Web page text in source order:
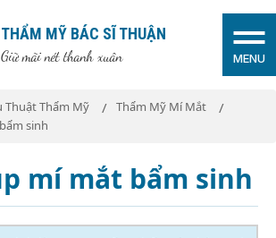
THẨM MỸ BÁC SĨ THUẬN
Giữ mãi nét thanh xuân MENU
Thuật Thẩm Mỹ
Thẩm Mỹ Mí Mắt
sinh
mí mắt bẩm sinh